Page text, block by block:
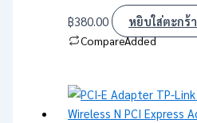
฿380.00 หยิบใส่ตะกร้า
CompareAdded